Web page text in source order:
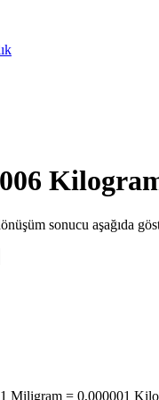
sonucu aşağıda
Miligram = 0,000001